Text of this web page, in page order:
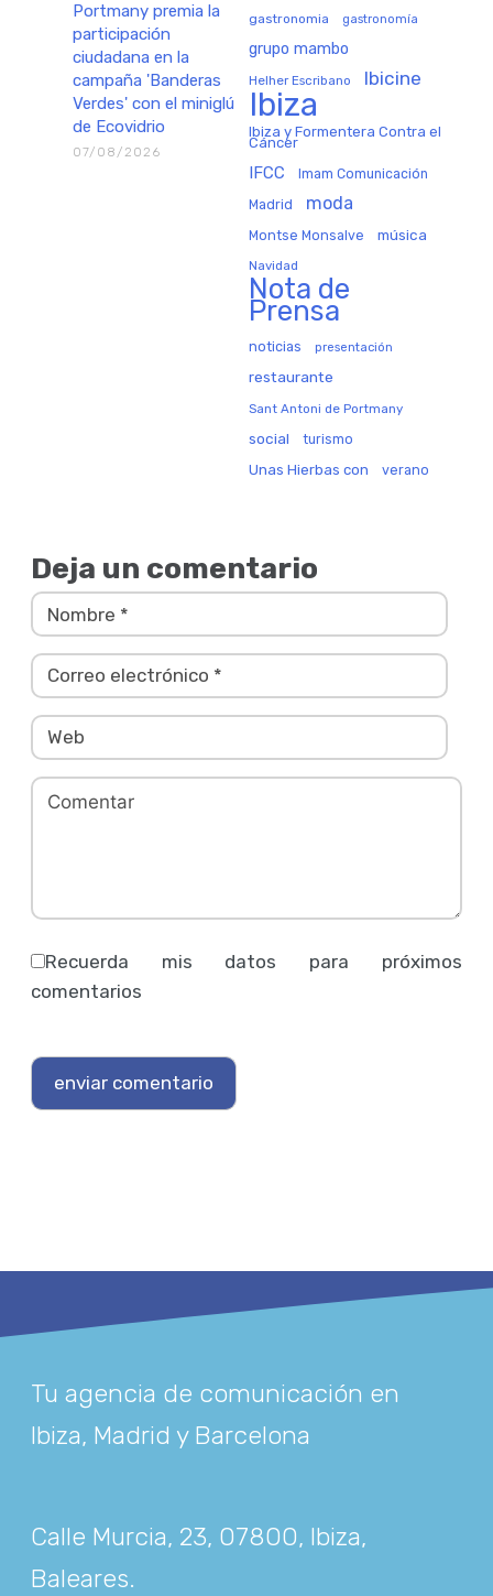
Portmany premia la
participación
ciudadana en la
campaña 'Banderas
Verdes' con el miniglú
de Ecovidrio
07/08/2026
gastronomia gastronomía
grupo mambo
Helher Escribano Ibicine
Ibiza
Ibiza y Formentera Contra el
Cáncer
IFCC Imam Comunicación
Madrid moda
Montse Monsalve música
Navidad
Nota de
Prensa
noticias presentación
restaurante
Sant Antoni de Portmany
social turismo
Unas Hierbas con verano
Deja un comentario
Recuerda mis datos para próximos
comentarios
Tu agencia de comunicación en
Ibiza, Madrid y Barcelona
Calle Murcia, 23, 07800, Ibiza,
Baleares.